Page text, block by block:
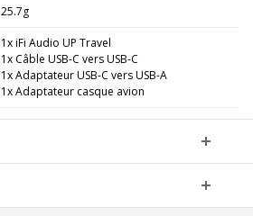
25.7g
1x iFi Audio UP Travel
1x Câble USB-C vers USB-C
1x Adaptateur USB-C vers USB-A
1x Adaptateur casque avion